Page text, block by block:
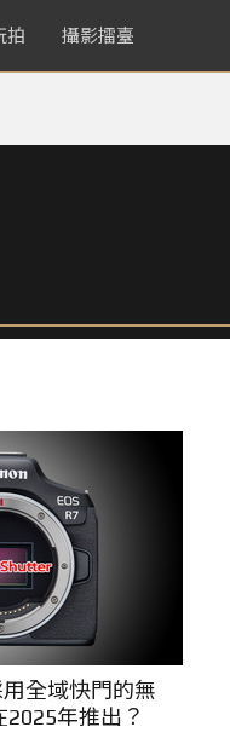
拍 攝影擂臺
全域快門的無
年推出？